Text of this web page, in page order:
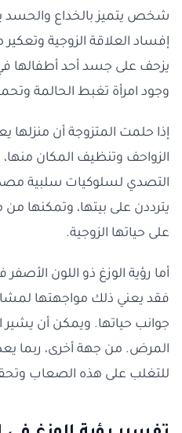
شخص يتميز بالخداع والحسد
إفساد العلاقة الزوجية
يزحف على جسد أحد أطفالها في
وجود امرأة تغبط الحالمة
إذا حلمت المتزوجة أن منزلها
الزواحف وتنظيف المكان
التصدي لسلوكيات سلبية
يترددن على بيتها، وتمكنها
على حياتها الزوجية.
أما رؤية الوزغ ذو اللون الأصفر
فقد يعني ذلك مواجهتها
جوانب حياتها. ويمكن أن يشير
المرض. من جهة أخرى، ربما يعد
للتغلب على هذه الصعاب